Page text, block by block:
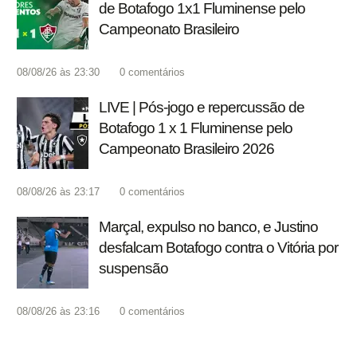
de Botafogo 1x1 Fluminense pelo
Campeonato Brasileiro
08/08/26 às 23:30 0 comentários
LIVE | Pós-jogo e repercussão de
Botafogo 1 x 1 Fluminense pelo
Campeonato Brasileiro 2026
08/08/26 às 23:17 0 comentários
Marçal, expulso no banco, e Justino
desfalcam Botafogo contra o Vitória por
suspensão
08/08/26 às 23:16 0 comentários